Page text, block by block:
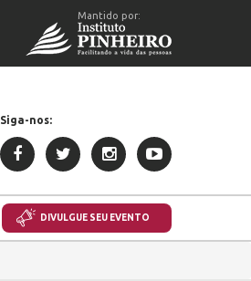
Mantido por:
Siga-nos:
DIVULGUE SEU EVENTO